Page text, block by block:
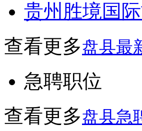
贵州胜境国
查看更多盘县最
急聘职位
查看更多盘县急